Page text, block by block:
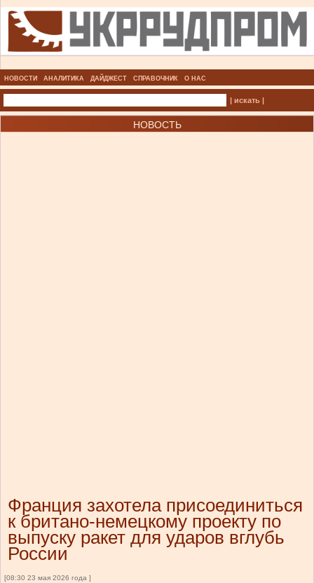
НОВОСТИ АНАЛИТИКА ДАЙДЖЕСТ СПРАВОЧНИК О НАС
| искать |
НОВОСТЬ
Франция захотела присоединиться
к британо-немецкому проекту по
выпуску ракет для ударов вглубь
России
[08:30 23 мая 2026 года ]